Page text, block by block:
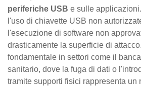
periferiche USB e sulle
l'uso di chiavette USB non
l'esecuzione di software non
drasticamente la superficie di
fondamentale in settori come il
sanitario, dove la fuga di dati o
tramite supporti fisici rappresenta un